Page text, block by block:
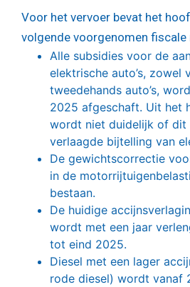
Voor het vervoer bevat het
volgende voorgenomen fiscale
Alle subsidies voor de
elektrische auto’s, zowel
tweedehands auto’s,
2025 afgeschaft. Uit het
wordt niet duidelijk of
verlaagde bijtelling van
De gewichtscorrectie
in de
bestaan.
De huidige
wordt met een jaar
tot eind 2025.
Diesel met een lager
rode diesel) wordt vanaf